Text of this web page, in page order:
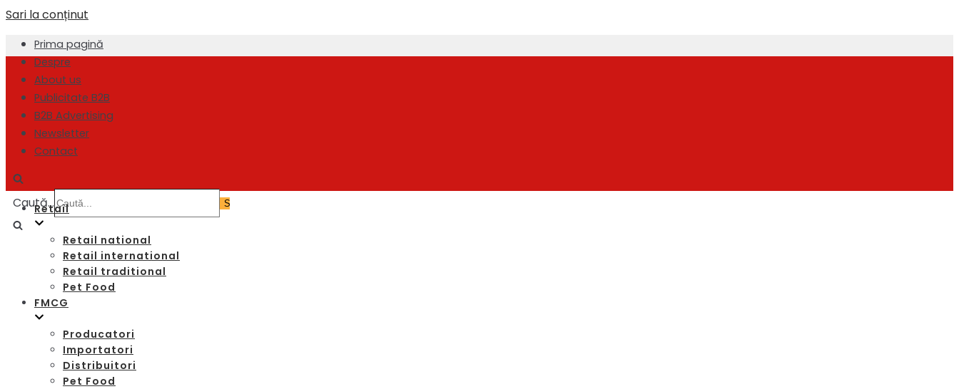
Sari la conținut
Prima pagină
Despre
About us
Publicitate B2B
B2B Advertising
Newsletter
Contact
Caută...
Retail
Retail national
Retail international
Retail traditional
Pet Food
FMCG
Producatori
Importatori
Distribuitori
Pet Food